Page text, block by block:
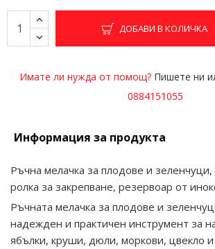
ДОБАВИ В КОЛИЧКА
Имате ли нужда от помощ?Пишете ни
0884151055
Информация за продукта
Ръчна мелачка за плодове и
ролка за закрепване, резервоар от
Ръчната мелачка за плодове и
надежден и практичен инструмент за
ябълки, круши, дюли, моркови, цвекло и